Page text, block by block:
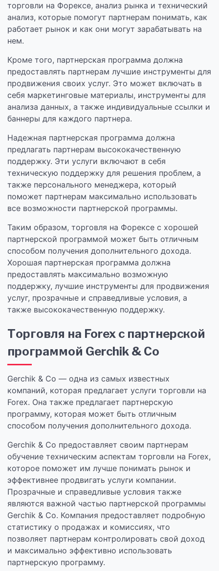
торговли на Форексе, анализ рынка и технический
анализ, которые помогут партнерам понимать, как
работает рынок и как они могут зарабатывать на
нем.
Кроме того, партнерская программа должна
предоставлять партнерам лучшие инструменты для
продвижения своих услуг. Это может включать в
себя маркетинговые материалы, инструменты для
анализа данных, а также индивидуальные ссылки и
баннеры для каждого партнера.
Надежная партнерская программа должна
предлагать партнерам высококачественную
поддержку. Эти услуги включают в себя
техническую поддержку для решения проблем, а
также персонального менеджера, который
поможет партнерам максимально использовать
все возможности партнерской программы.
Таким образом, торговля на Форексе с хорошей
партнерской программой может быть отличным
способом получения дополнительного дохода.
Хорошая партнерская программа должна
предоставлять максимально возможную
поддержку, лучшие инструменты для продвижения
услуг, прозрачные и справедливые условия, а
также высококачественную поддержку.
Торговля на Forex с партнерской
программой Gerchik & Co
Gerchik & Co — одна из самых известных
компаний, которая предлагает услуги торговли на
Forex. Она также предлагает партнерскую
программу, которая может быть отличным
способом получения дополнительного дохода.
Gerchik & Co предоставляет своим партнерам
обучение техническим аспектам торговли на Forex,
которое поможет им лучше понимать рынок и
эффективнее продвигать услуги компании.
Прозрачные и справедливые условия также
являются важной частью партнерской программы
Gerchik & Co. Компания предоставляет подробную
статистику о продажах и комиссиях, что
позволяет партнерам контролировать свой доход
и максимально эффективно использовать
партнерскую программу.